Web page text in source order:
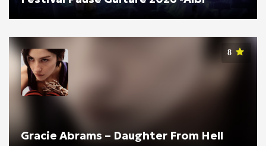
8
Gracie Abrams – Daughter From Hell